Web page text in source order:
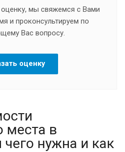
оценку, мы свяжемся с Вами
и проконсультируем по
Вас вопросу.
оценку
места в
чего нужна и как